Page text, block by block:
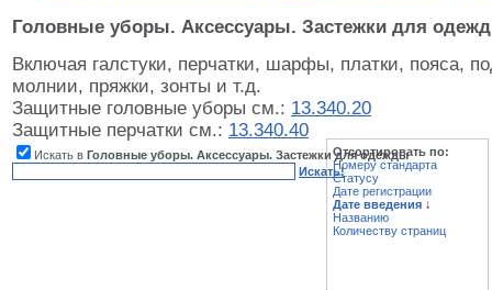
Головные уборы. Аксессуары. Застежки для
Включая галстуки, перчатки, шарфы, платки, пояса,
молнии, пряжки, зонты и т.д.
Защитные головные уборы см.: 13.340.20
Защитные перчатки см.: 13.340.40
Искать в Головные уборы. Аксессуары. Застежки для одежды
Искать!
Отсортировать по:
Номеру стандарта
Статусу
Дате регистрации
Дате введения ↓
Названию
Количеству страниц